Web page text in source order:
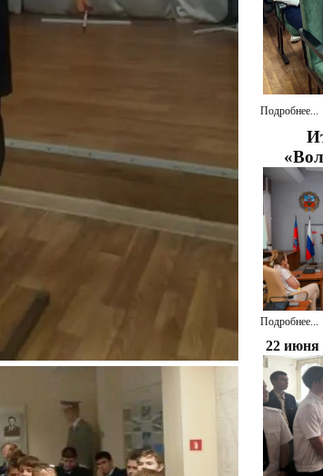
Подробнее...
Подробнее...
22 июня